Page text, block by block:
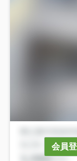
会員